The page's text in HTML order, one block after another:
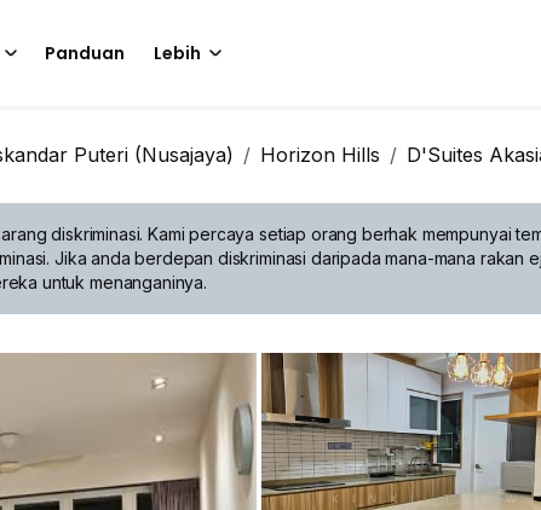
Panduan Lebih
Puteri (Nusajaya) Horizon Hills D'Suites
diskriminasi.Kami percaya setiap orang berhak mempunyai
Jika anda berdepan diskriminasi daripada mana-mana rakan
untuk menanganinya.